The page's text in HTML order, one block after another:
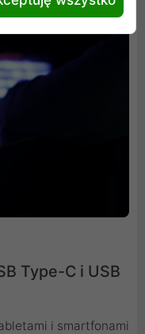
Type-C i USB
i smartfonami